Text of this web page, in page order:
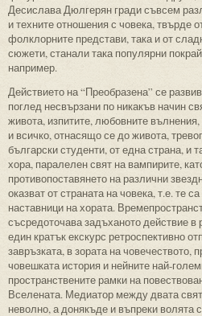
Десислава Дюлгерян гради съвсем
и техните отношения с човека, твърде
фолклорните представи, така и от
сюжети, станали така популярни
например.
Действието на “Преобразена” се
поглед несвързани по никакъв начин
живота, изпитите, любовните
и всичко, отнасящо се до живота,
български студенти, от една страна, и
хора, паралелен свят на вампирите,
противопоставянето на различни
оказват от страната на човека, т.е. те
наставници на хората.
съсредоточава задъханото действие в
един кратък екскурс ретроспективно
завръзката, в зората на човечеството,
човешката история и нейните най-
пространствените рамки на
Вселената. Медиатор между двата
неволно, а донякъде и въпреки волята